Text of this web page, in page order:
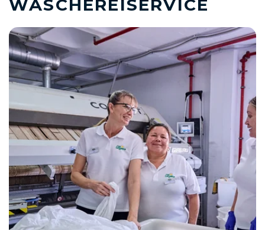
WÄSCHEREISERVICE